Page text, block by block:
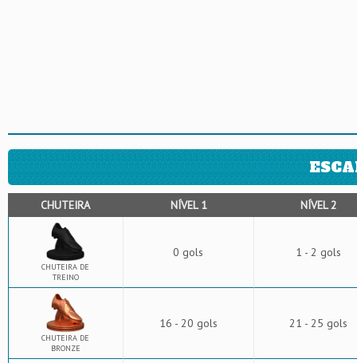
CHUTEIRA NÍVEL 1 NÍVEL 2
CHUTEIRA DE
TREINO
0 gols 1 - 2 gols
CHUTEIRA DE
BRONZE
16 - 20 gols 21 - 25 gols